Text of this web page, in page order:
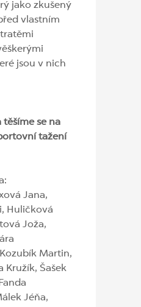
jako zkušený
vlastním
jsou v nich
těšíme se na
tažení
Jana,
Huličková
Joža,
Kozubík Martin,
Kružík, Šašek
Jéňa,